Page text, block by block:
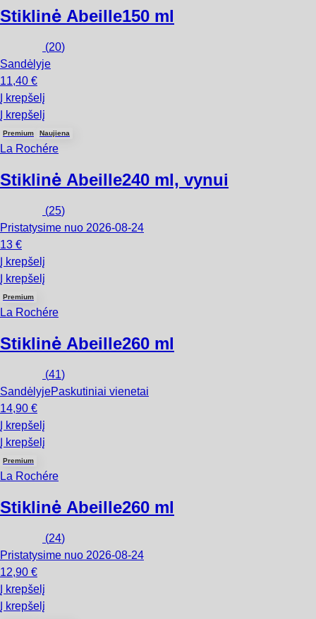
Stiklinė Abeille150 ml
(20)
Sandėlyje
11,40 €
Į krepšelį
Į krepšelį
Premium Naujiena
La Rochére
Stiklinė Abeille240 ml, vynui
(25)
Pristatysime nuo 2026‑08‑24
13 €
Į krepšelį
Į krepšelį
Premium
La Rochére
Stiklinė Abeille260 ml
(41)
SandėlyjePaskutiniai vienetai
14,90 €
Į krepšelį
Į krepšelį
Premium
La Rochére
Stiklinė Abeille260 ml
(24)
Pristatysime nuo 2026‑08‑24
12,90 €
Į krepšelį
Į krepšelį